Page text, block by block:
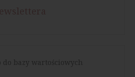
do bazy wartościowych